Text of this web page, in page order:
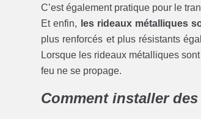
C’est également pratique pour le
Et enfin,
les rideaux métalliques
plus renforcés et plus résistants
Lorsque les rideaux métalliques
feu ne se propage.
Comment installer